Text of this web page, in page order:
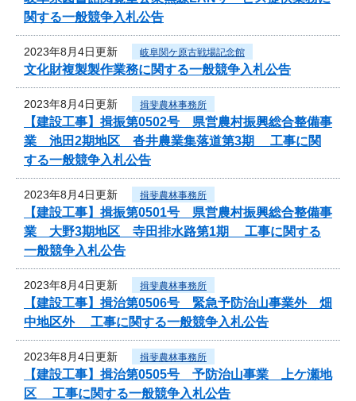
関する一般競争入札公告
2023年8月4日更新 岐阜関ケ原古戦場記念館
文化財複製製作業務に関する一般競争入札公告
2023年8月4日更新 揖斐農林事務所
【建設工事】揖振第0502号 県営農村振興総合整備事
業 池田2期地区 沓井農業集落道第3期 工事に関
する一般競争入札公告
2023年8月4日更新 揖斐農林事務所
【建設工事】揖振第0501号 県営農村振興総合整備事
業 大野3期地区 寺田排水路第1期 工事に関する
一般競争入札公告
2023年8月4日更新 揖斐農林事務所
【建設工事】揖治第0506号 緊急予防治山事業外 畑
中地区外 工事に関する一般競争入札公告
2023年8月4日更新 揖斐農林事務所
【建設工事】揖治第0505号 予防治山事業 上ケ瀬地
区 工事に関する一般競争入札公告